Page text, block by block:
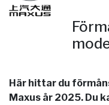
Här hittar du
Maxus år 2025. Du